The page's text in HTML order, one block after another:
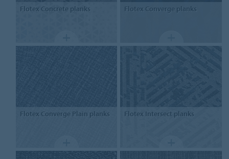
Flotex Concrete planks Flotex Converge planks
Flotex Converge Plain planks Flotex Intersect planks